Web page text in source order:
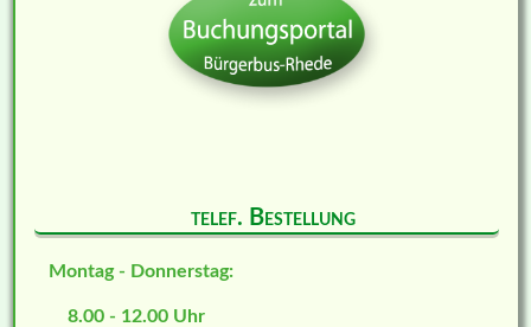
telef. Bestellung
Montag - Donnerstag:
8.00 - 12.00 Uhr